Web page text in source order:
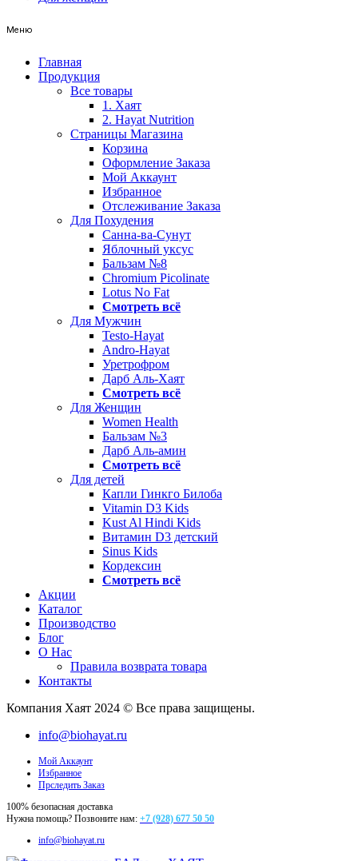
Меню
Главная
Продукция
Все товары
1. Хаят
2. Hayat Nutrition
Страницы Магазина
Корзина
Оформление Заказа
Мой Аккаунт
Избранное
Отслеживание Заказа
Для Похудения
Санна-ва-Сунут
Яблочный уксус
Бальзам №8
Chromium Picolinate
Lotus No Fat
Смотреть всё
Для Мужчин
Testo-Hayat
Andro-Hayat
Уретрофром
Дарб Аль-Хаят
Смотреть всё
Для Женщин
Women Health
Бальзам №3
Дарб Аль-амин
Смотреть всё
Для детей
Капли Гинкго Билоба
Vitamin D3 Kids
Kust Al Hindi Kids
Витамин D3 детский
Sinus Kids
Кордексин
Смотреть всё
Акции
Каталог
Производство
Блог
О Нас
Правила возврата товара
Контакты
Компания Хаят 2024 © Все права защищены.
info@biohayat.ru
Мой Аккаунт
Избранное
Прследить Заказ
100% безопасная доставка
Нужна помощь? Позвоните нам: +7 (928) 677 50 50
info@biohayat.ru